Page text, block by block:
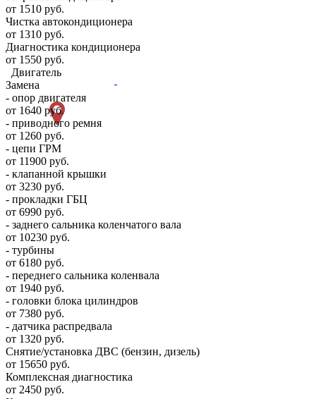
от 1510 руб.
Чистка автокондиционера
от 1310 руб.
Диагностика кондиционера
от 1550 руб.
Двигатель
Замена
- опор двигателя
от 1640 руб.
- приводного ремня
от 1260 руб.
- цепи ГРМ
от 11900 руб.
- клапанной крышки
от 3230 руб.
- прокладки ГБЦ
от 6990 руб.
- заднего сальника коленчатого вала
от 10230 руб.
- турбины
от 6180 руб.
- переднего сальника коленвала
от 1940 руб.
- головки блока цилиндров
от 7380 руб.
- датчика распредвала
от 1320 руб.
Снятие/установка ДВС (бензин, дизель)
от 15650 руб.
Комплексная диагностика
от 2450 руб.